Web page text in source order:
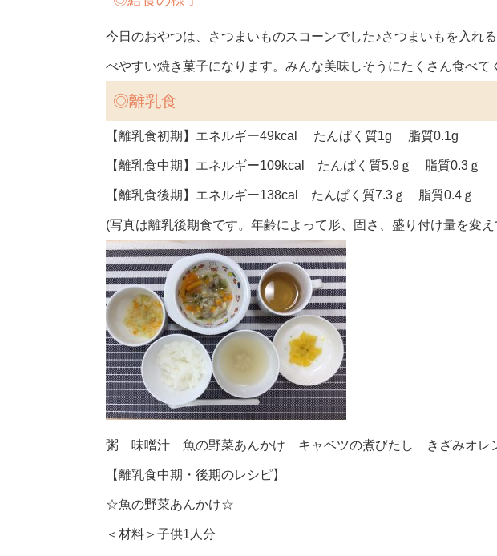
今日のおやつは、さつまいものスコーンでした♪さつまいもを入れ
べやすい焼き菓子になります。みんな美味しそうにたくさん食べて
◎離乳食
【離乳食初期】エネルギー49kcal たんぱく質1g 脂質0.1g
【離乳食中期】エネルギー109kcal たんぱく質5.9ｇ 脂質0.3ｇ
【離乳食後期】エネルギー138cal たんぱく質7.3ｇ 脂質0.4ｇ
(写真は離乳後期食です。年齢によって形、固さ、盛り付け量を変
粥 味噌汁 魚の野菜あんかけ キャベツの煮びたし きざみオレ
【離乳食中期・後期のレシピ】
☆魚の野菜あんかけ☆
＜材料＞子供1人分